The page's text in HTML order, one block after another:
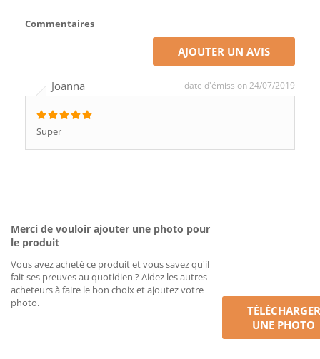
Commentaires
AJOUTER UN AVIS
Joanna date d'émission 24/07/2019
Super
Merci de vouloir ajouter une photo pour
le produit
Vous avez acheté ce produit et vous savez qu'il
fait ses preuves au quotidien ? Aidez les autres
acheteurs à faire le bon choix et ajoutez votre
photo.
TÉLÉCHARGER
UNE PHOTO